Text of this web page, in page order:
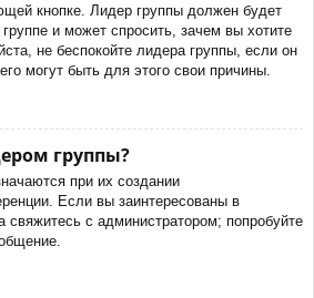
кнопке. Лидер группы должен будет
и может спросить, зачем вы хотите
не беспокойте лидера группы, если он
могут быть для этого свои причины.
группы?
при их создании
Если вы заинтересованы в
свяжитесь с администратором; попробуйте